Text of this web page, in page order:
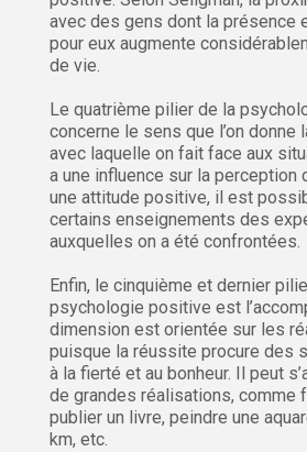
avec des gens dont la présence
pour eux augmente
de vie.
Le quatrième pilier de la
concerne le sens que l’on donne
avec laquelle on fait face aux
a une influence sur la perception
une attitude positive, il est
certains enseignements des
auxquelles on a été confrontées.
Enfin, le cinquième et dernier
psychologie positive est
dimension est orientée sur les
puisque la réussite procure des
à la fierté et au bonheur. Il peut
de grandes réalisations, comme
publier un livre, peindre une
km, etc.